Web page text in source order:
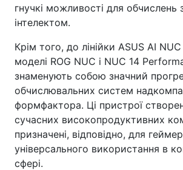
гнучкі можливості для обчислень
інтелектом.
Крім того, до лінійки ASUS AI
моделі ROG NUC і NUC 14
знаменують собою значний
обчислювальних систем
формфактора. Ці пристрої
сучасних високопродуктивних
призначені, відповідно, для
універсального використання в
сфері.